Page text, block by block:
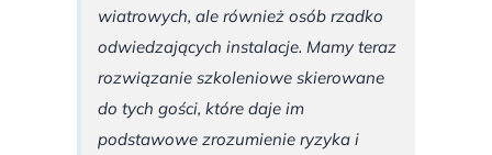
wiatrowych, ale również osób rzadko
odwiedzających instalacje. Mamy teraz
rozwiązanie szkoleniowe skierowane
do tych gości, które daje im
podstawowe zrozumienie ryzyka i